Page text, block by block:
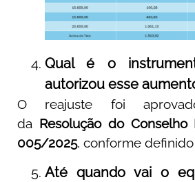
Qual é o
autorizou esse
O reajuste foi
da Resolução do Conselho
005/2025, conforme
Até quando vai o